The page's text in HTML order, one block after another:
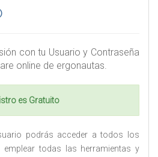
con tu Usuario y Contraseña
online de ergonautas.
es Gratuito
podrás acceder a todos los
todas las herramientas y